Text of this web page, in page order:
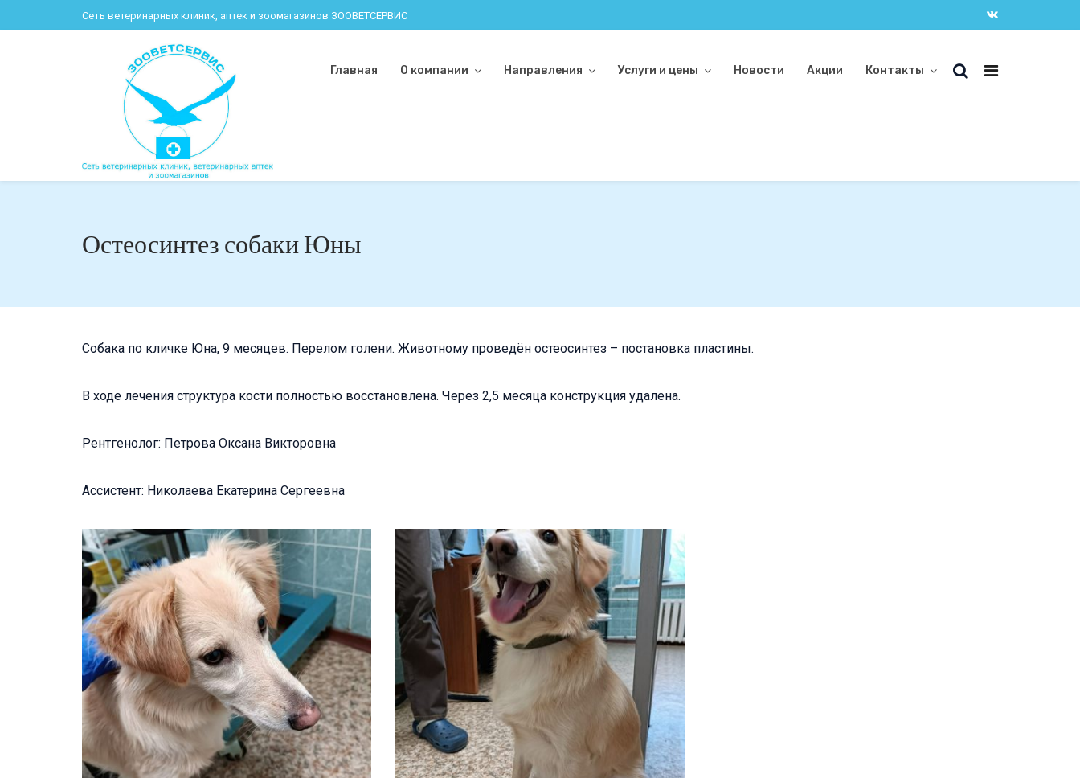
Сеть ветеринарных клиник, аптек и зоомагазинов ЗООВЕТСЕРВИС
Главная О компании Направления Услуги и цены Новости Акции Контакты
Остеосинтез собаки Юны
Собака по кличке Юна, 9 месяцев. Перелом голени. Животному проведён остеосинтез – постановка пластины.
В ходе лечения структура кости полностью восстановлена. Через 2,5 месяца конструкция удалена.
Рентгенолог: Петрова Оксана Викторовна
Ассистент: Николаева Екатерина Сергеевна